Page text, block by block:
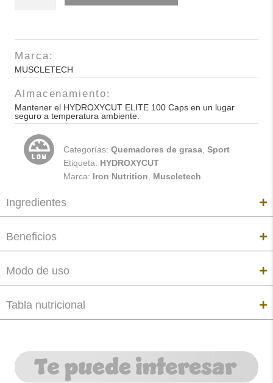
cantidad
Marca:
MUSCLETECH
Almacenamiento:
Mantener el HYDROXYCUT ELITE 100 Caps en un lugar
seguro a temperatura ambiente.
Categorías: Quemadores de grasa Sport
Etiqueta: HYDROXYCUT
Marca: Iron Nutrition Muscletech
Ingredientes
Beneficios
Modo de uso
Tabla nutricional